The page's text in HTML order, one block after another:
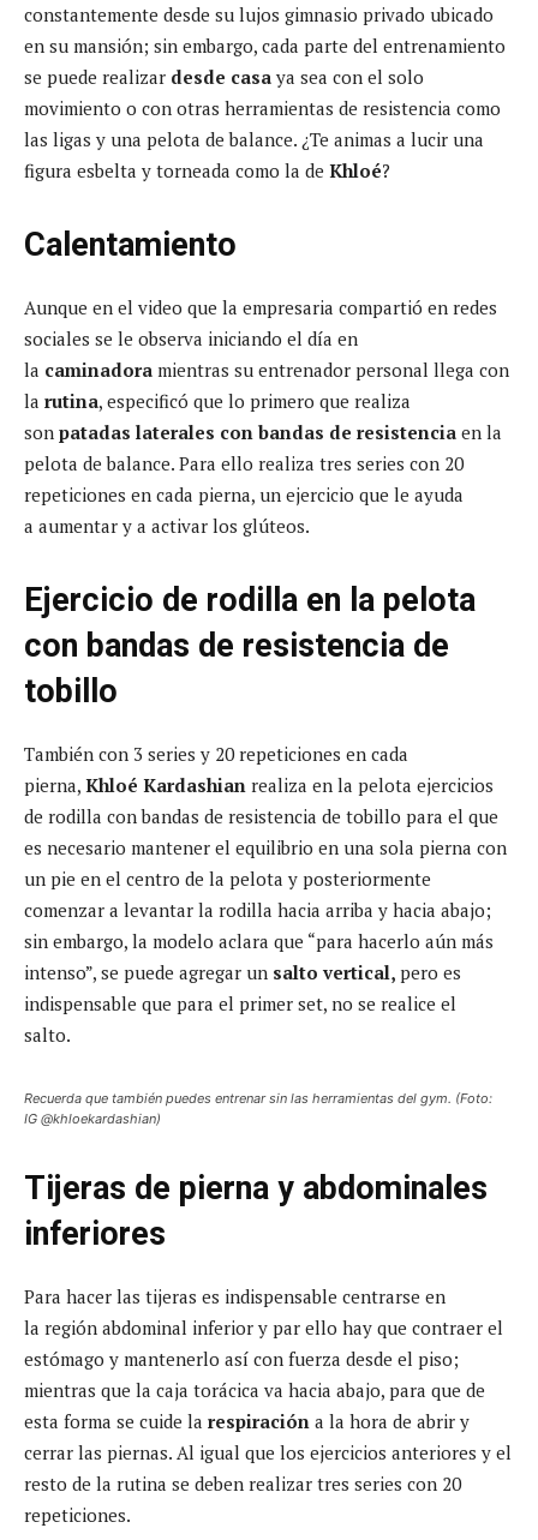
constantemente desde su lujos gimnasio privado ubicado
en su mansión; sin embargo, cada parte del entrenamiento
se puede realizar desde casa ya sea con el solo
movimiento o con otras herramientas de resistencia como
las ligas y una pelota de balance. ¿Te animas a lucir una
figura esbelta y torneada como la de Khloé?
Calentamiento
Aunque en el video que la empresaria compartió en redes
sociales se le observa iniciando el día en
la caminadora mientras su entrenador personal llega con
la rutina, especificó que lo primero que realiza
son patadas laterales con bandas de resistencia en la
pelota de balance. Para ello realiza tres series con 20
repeticiones en cada pierna, un ejercicio que le ayuda
a aumentar y a activar los glúteos.
Ejercicio de rodilla en la pelota
con bandas de resistencia de
tobillo
También con 3 series y 20 repeticiones en cada
pierna, Khloé Kardashian realiza en la pelota ejercicios
de rodilla con bandas de resistencia de tobillo para el que
es necesario mantener el equilibrio en una sola pierna con
un pie en el centro de la pelota y posteriormente
comenzar a levantar la rodilla hacia arriba y hacia abajo;
sin embargo, la modelo aclara que “para hacerlo aún más
intenso”, se puede agregar un salto vertical, pero es
indispensable que para el primer set, no se realice el
salto.
Recuerda que también puedes entrenar sin las herramientas del gym. (Foto:
IG @khloekardashian)
Tijeras de pierna y abdominales
inferiores
Para hacer las tijeras es indispensable centrarse en
la región abdominal inferior y par ello hay que contraer el
estómago y mantenerlo así con fuerza desde el piso;
mientras que la caja torácica va hacia abajo, para que de
esta forma se cuide la respiración a la hora de abrir y
cerrar las piernas. Al igual que los ejercicios anteriores y el
resto de la rutina se deben realizar tres series con 20
repeticiones.